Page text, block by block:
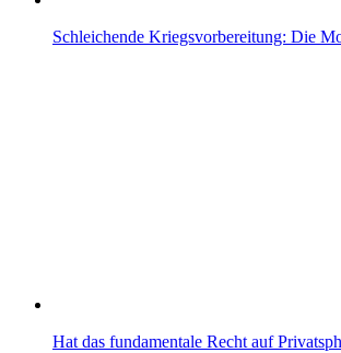
Schleichende Kriegsvorbereitung: Die
Hat das fundamentale Recht auf